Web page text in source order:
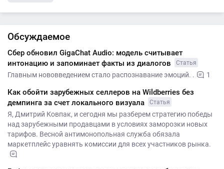
Обсуждаемое
Сбер обновил GigaChat Audio: модель считывает
интонацию и запоминает факты из диалогов
Статья
Главным нововведением стало распознавание эмоций. . 1
Как обойти зарубежных селлеров на Wildberries без
демпинга за счет локального визуала
Статья
Я, Дмитрий Ковпак, и сегодня мы разберем стратегию победы
над зарубежными продавцами в условиях заморозки новых
тарифов. Весной антимонопольная служба обязала
маркетплейс уравнять комиссии для всех участников рынка.